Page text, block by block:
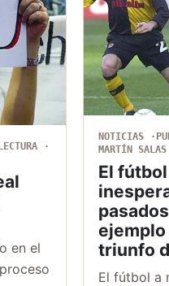
en el
NOTICIAS
MARTÍN SALAS
El
triunfo
El fútbol a